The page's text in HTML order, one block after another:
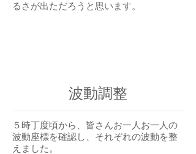
るさが出ただろうと思います。
波動調整
５時丁度頃から、皆さんお一人お一人の
波動座標を確認し、それぞれの波動を整
えました。